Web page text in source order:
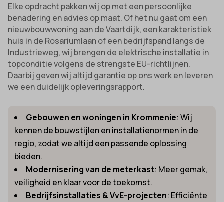
Elke opdracht pakken wij op met een persoonlijke
benadering en advies op maat. Of het nu gaat om een
nieuwbouwwoning aan de Vaartdijk, een karakteristiek
huis in de Rosariumlaan of een bedrijfspand langs de
Industrieweg, wij brengen de elektrische installatie in
topconditie volgens de strengste EU-richtlijnen.
Daarbij geven wij altijd garantie op ons werk en leveren
we een duidelijk opleveringsrapport.
Gebouwen en woningen in Krommenie: Wij
kennen de bouwstijlen en installatienormen in de
regio, zodat we altijd een passende oplossing
bieden.
Modernisering van de meterkast: Meer gemak,
veiligheid en klaar voor de toekomst.
Bedrijfsinstallaties & VvE-projecten: Efficiënte